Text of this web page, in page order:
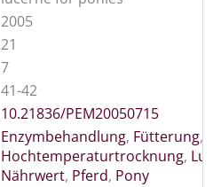
2005
21
7
41-42
10.21836/PEM20050715
Enzymbehandlung, Fütterung,
Hochtemperaturtrocknung,
Nährwert, Pferd, Pony